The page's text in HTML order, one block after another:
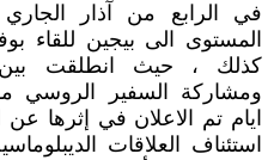
في الرابع من آذار
المستوى الى بيجين للقاء
كذلك ، حيث انطلقت بين
ومشاركة السفير
ايام تم الاعلان في إثرها
استئناف العلاقات